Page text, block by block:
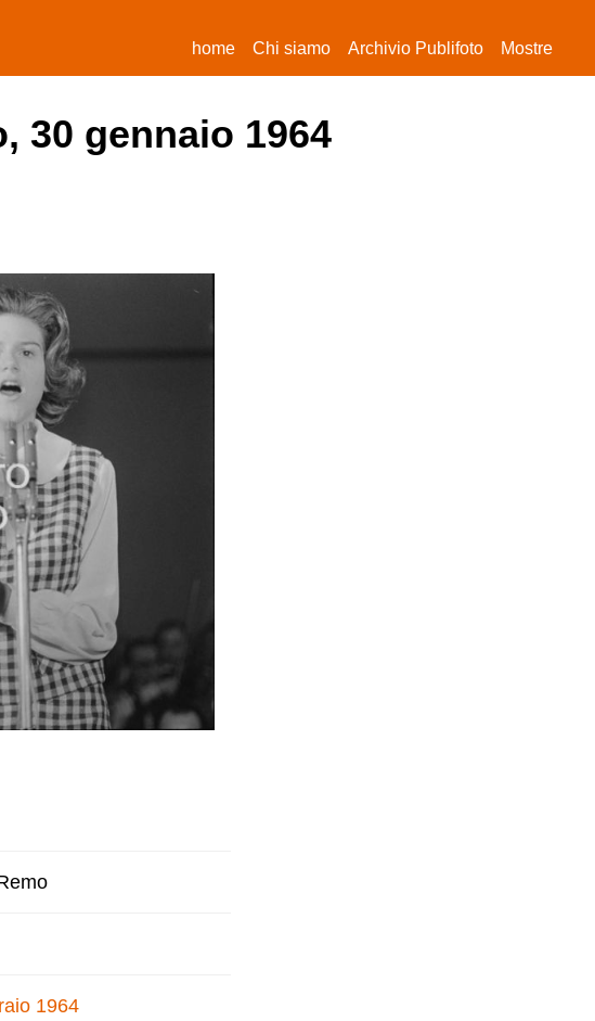
home(current)
Chi siamo Archivio Publifoto Mostre
30 gennaio 1964
1964